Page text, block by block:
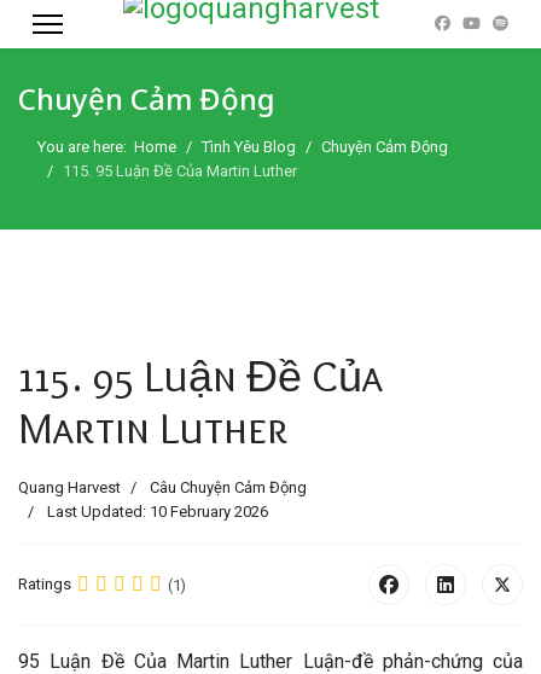
Chuyện Cảm Động
You are here: Home Tình Yêu Blog
Chuyện Cảm Động
115. 95 Luận Đề Của Martin Luther
115. 95 Luận Đề Của
Martin Luther
Quang Harvest
Câu Chuyện Cảm Động
Last Updated: 10 February 2026
Ratings (1)
95 Luận Đề Của Martin Luther Luận-đề phản-chứng của